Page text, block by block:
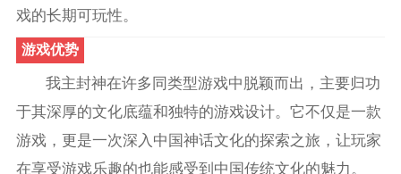
戏的长期可玩性。
游戏优势
我主封神在许多同类型游戏中脱颖而出，主要归功
于其深厚的文化底蕴和独特的游戏设计。它不仅是一款
游戏，更是一次深入中国神话文化的探索之旅，让玩家
在享受游戏乐趣的也能感受到中国传统文化的魅力。